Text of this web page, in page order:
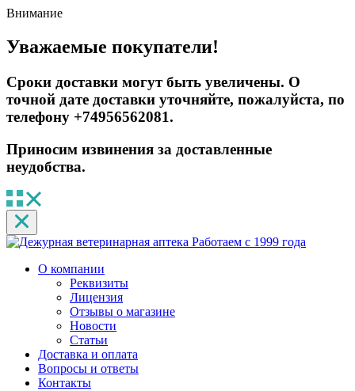
Внимание
Уважаемые покупатели!
Сроки доставки могут быть увеличены. О
точной дате доставки уточняйте, пожалуйста, по
телефону +74956562081.
Приносим извинения за доставленные
неудобства.
Работаем с 1999 года
О компании
Реквизиты
Лицензия
Отзывы о магазине
Новости
Статьи
Доставка и оплата
Вопросы и ответы
Контакты